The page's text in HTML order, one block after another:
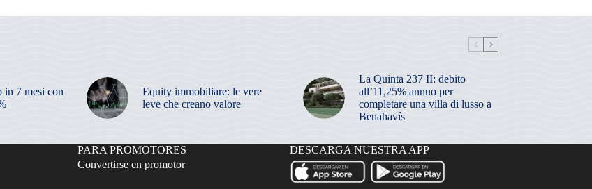
in 7 mesi con
Equity immobiliare: le vere
leve che creano valore
La Quinta 237 II: debito
all’11,25% annuo per
completare una villa di lusso a
Benahavís
PARA PROMOTORES
Convertirse en promotor
DESCARGA NUESTRA APP